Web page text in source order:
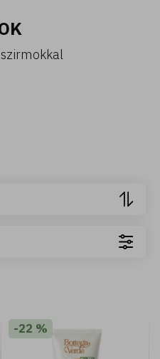
Tusfürdő ylang ylang és
kivonattal (400 ml)
-22 %